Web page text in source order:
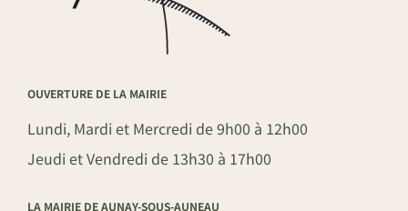
OUVERTURE DE LA MAIRIE
Lundi, Mardi et Mercredi de 9h00 à 12h00
Jeudi et Vendredi de 13h30 à 17h00
LA MAIRIE DE AUNAY-SOUS-AUNEAU